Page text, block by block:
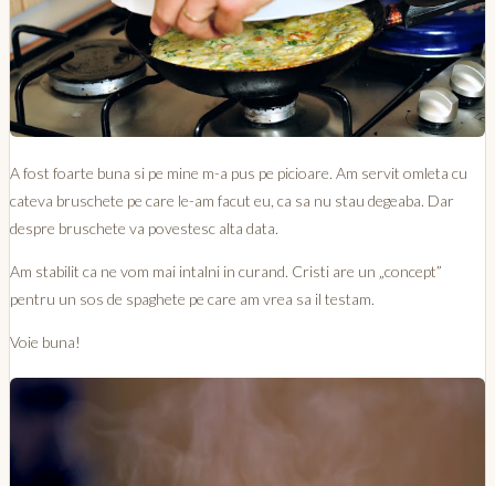
A fost foarte buna si pe mine m-a pus pe picioare. Am servit omleta cu
cateva bruschete pe care le-am facut eu, ca sa nu stau degeaba. Dar
despre bruschete va povestesc alta data.
Am stabilit ca ne vom mai intalni in curand. Cristi are un „concept”
pentru un sos de spaghete pe care am vrea sa il testam.
Voie buna!